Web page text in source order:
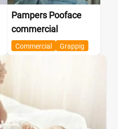
Pampers Pooface
commercial
Commercial Grappig